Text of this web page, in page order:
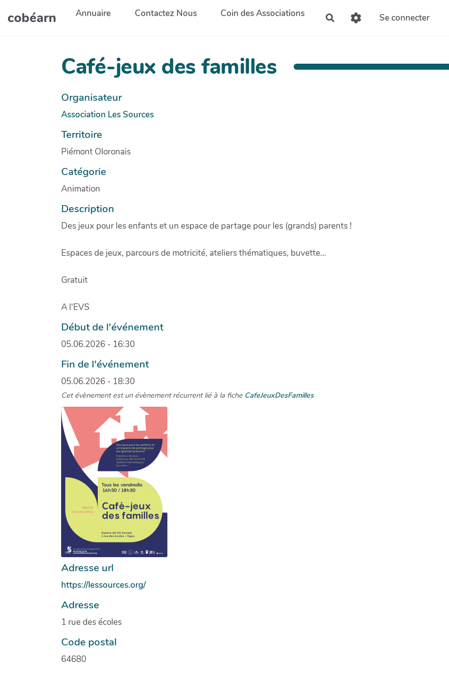
Aller au contenu principal
cobéarn Annuaire Contactez Nous Coin des Associations Rechercher Se connecter
Café-jeux des familles
Organisateur
Association Les Sources
Territoire
Piémont Oloronais
Catégorie
Animation
Description
Des jeux pour les enfants et un espace de partage pour les (grands) parents !
Espaces de jeux, parcours de motricité, ateliers thématiques, buvette…
Gratuit
A l'EVS
Début de l'événement
05.06.2026 - 16:30
Fin de l'événement
05.06.2026 - 18:30
Cet évènement est un évènement récurrent lié à la fiche CafeJeuxDesFamilles
Adresse url
https://lessources.org/
Adresse
1 rue des écoles
Code postal
64680